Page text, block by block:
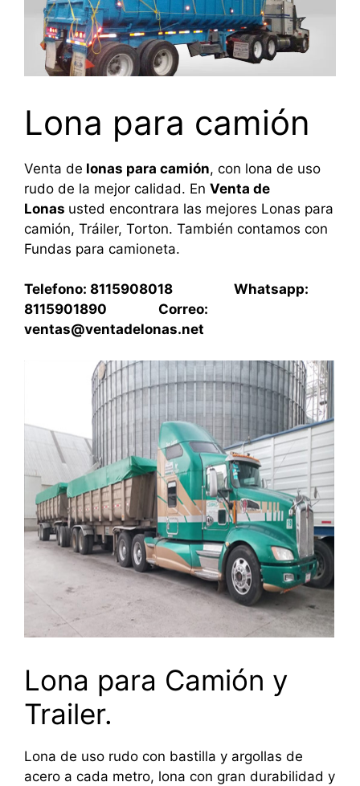
Lona para camión
Venta de lonas para camión, con lona de uso
rudo de la mejor calidad. En Venta de
Lonas usted encontrara las mejores Lonas para
camión, Tráiler, Torton. También contamos con
Fundas para camioneta.
Telefono: 8115908018 Whatsapp:
8115901890 Correo:
ventas@ventadelonas.net
Lona para Camión y
Trailer.
Lona de uso rudo con bastilla y argollas de
acero a cada metro, lona con gran durabilidad y